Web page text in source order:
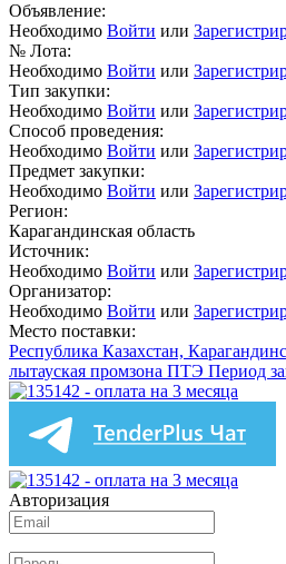
Объявление:
Необходимо Войти или
№ Лота:
Необходимо Войти или
Тип закупки:
Необходимо Войти или
Способ проведения:
Необходимо Войти или
Предмет закупки:
Необходимо Войти или
Регион:
Карагандинская область
Источник:
Необходимо Войти или
Организатор:
Необходимо Войти или
Место поставки:
Республика Казахстан,
лытауская промзона ПТЭ Период
Авторизация